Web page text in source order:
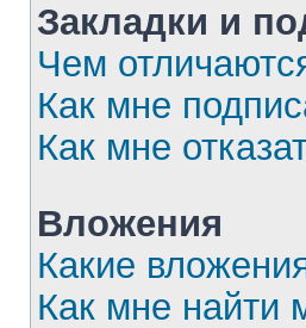
Закладки и
Чем
Как мне
Как мне
Вложения
Какие
Как мне найти